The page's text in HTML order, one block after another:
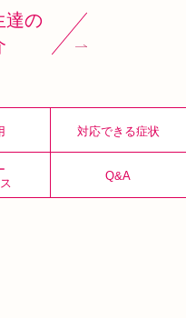
達の
対応できる症状
Q&A